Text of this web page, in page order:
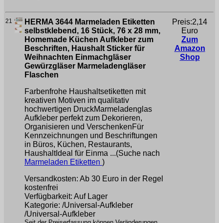
21
HERMA 3644 Marmeladen Etiketten
selbstklebend, 16 Stück, 76 x 28 mm,
Homemade Küchen Aufkleber zum
Beschriften, Haushalt Sticker für
Weihnachten Einmachgläser
Gewürzgläser Marmeladengläser
Flaschen
Farbenfrohe Haushaltsetiketten mit
kreativen Motiven im qualitativ
hochwertigen DruckMarmeladenglas
Aufkleber perfekt zum Dekorieren,
Organisieren und VerschenkenFür
Kennzeichnungen und Beschriftungen
in Büros, Küchen, Restaurants,
HaushaltIdeal für Einma ...(Suche nach
Marmeladen Etiketten )
Versandkosten: Ab 30 Euro in der Regel
kostenfrei
Verfügbarkeit: Auf Lager
Kategorie: /Universal-Aufkleber
/Universal-Aufkleber
Preis:2,14
Euro
Zum
Amazon
Shop